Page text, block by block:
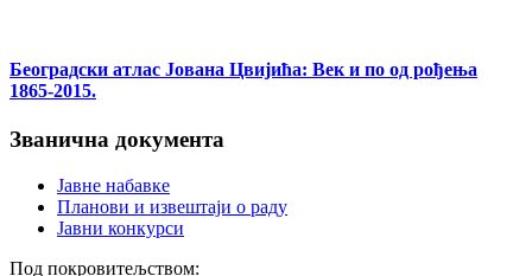
Београдски атлас Јована Цвијића: Век и по од рођења
1865-2015.
Званична документа
Јавне набавке
Планови и извештаји о раду
Јавни конкурси
Под покровитељством: